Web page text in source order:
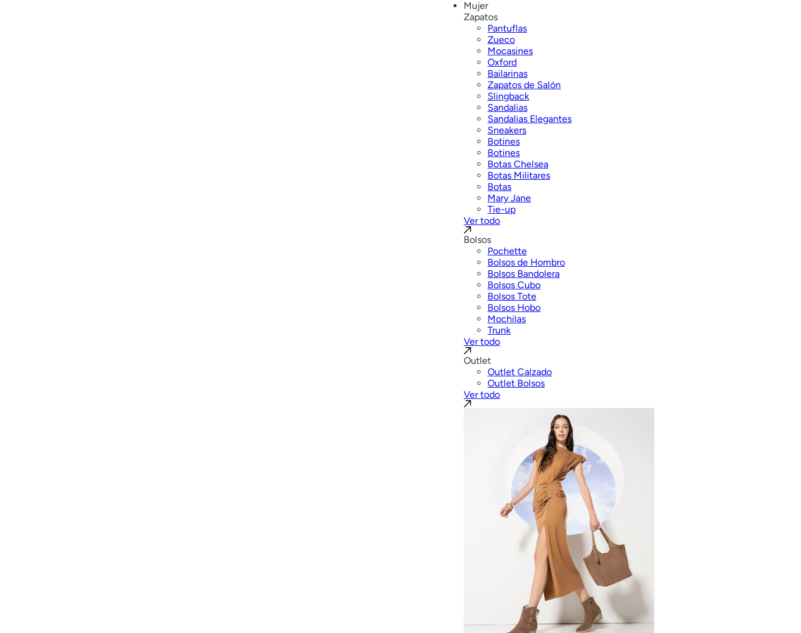
Mujer
Zapatos
Pantuflas
Zueco
Mocasines
Oxford
Bailarinas
Zapatos de Salón
Slingback
Sandalias
Sandalias Elegantes
Sneakers
Botines
Botines
Botas Chelsea
Botas Militares
Botas
Mary Jane
Tie-up
Ver todo
Bolsos
Pochette
Bolsos de Hombro
Bolsos Bandolera
Bolsos Cubo
Bolsos Tote
Bolsos Hobo
Mochilas
Trunk
Ver todo
Outlet
Outlet Calzado
Outlet Bolsos
Ver todo